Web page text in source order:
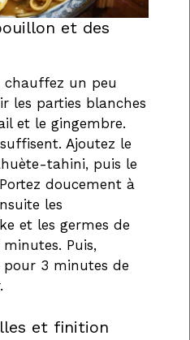
et des
chauffez un peu
les parties blanches
et le gingembre.
Ajoutez le
tahini, puis le
doucement à
les
et les germes de
Puis,
3 minutes de
et finition